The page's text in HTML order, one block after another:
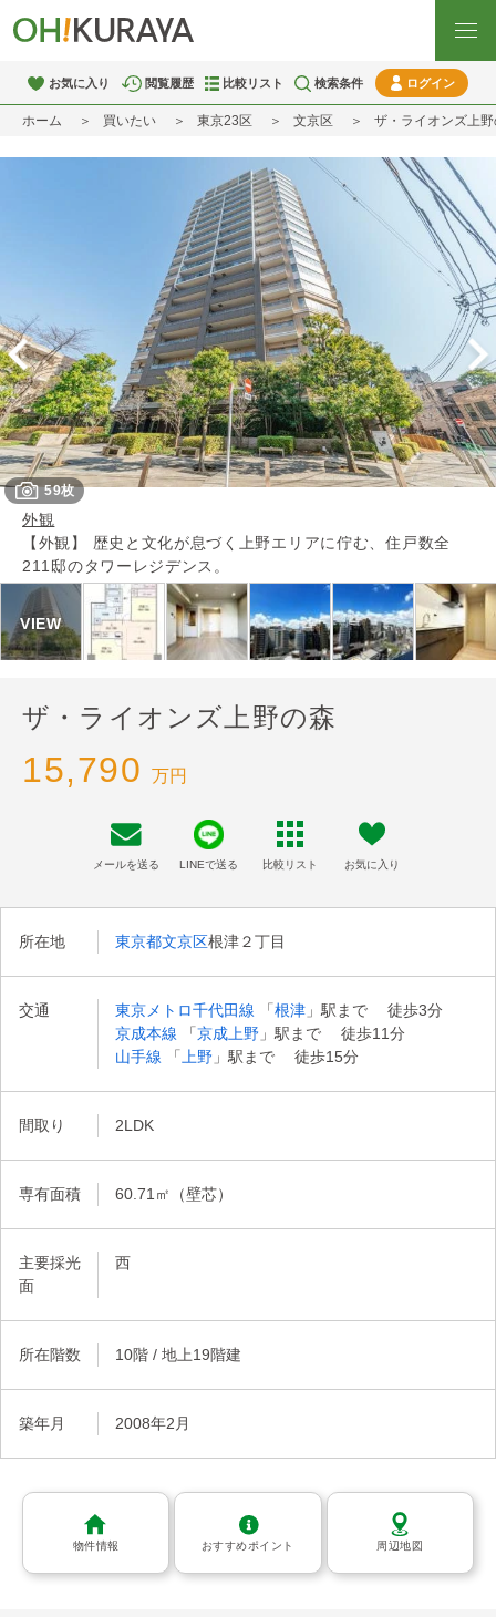
お気に入り 閲覧履歴 比較リスト 検索条件 ログイン
ホーム 買いたい 東京23区 文京区 ザ・ライオンズ上
外観
【外観】 歴史と文化が息づく上野エリアに佇む、住戸数全
211邸のタワーレジデンス。
59枚
ザ・ライオンズ上野の森
15,790 万円
所在地 東京都文京区根津２丁目
交通 東京メトロ千代田線 「根津 」駅まで 徒歩3分
京成本線 「京成上野 」駅まで 徒歩11分
山手線 「 上野 」駅まで 徒歩15分
間取り 2LDK
専有面積 60.71㎡（壁芯）
主要採光
面
西
所在階数 10階 / 地上19階建
築年月 2008年2月
メールを送る LINEで送る 比較リスト お気に入り
物件情報 おすすめポイント 周辺地図